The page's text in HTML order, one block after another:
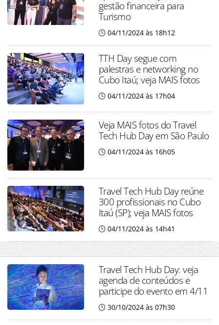
gestão financeira para
Turismo
04/11/2024 às 18h12
TTH Day segue com
palestras e networking no
Cubo Itaú; veja MAIS fotos
04/11/2024 às 17h04
Veja MAIS fotos do Travel
Tech Hub Day em São Paulo
04/11/2024 às 16h05
Travel Tech Hub Day reúne
300 profissionais no Cubo
Itaú (SP); veja MAIS fotos
04/11/2024 às 14h41
Travel Tech Hub Day: veja
agenda de conteúdos e
participe do evento em 4/11
30/10/2024 às 07h30